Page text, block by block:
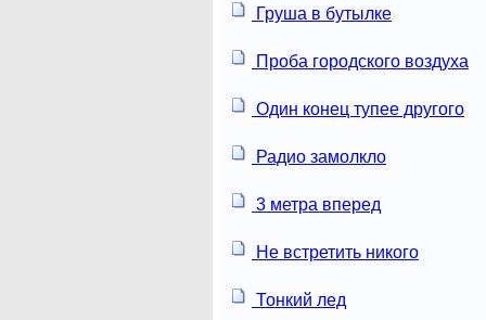
Груша в бутылке
Проба городского воздуха
Один конец тупее другого
Радио замолкло
3 метра вперед
Не встретить никого
Тонкий лед